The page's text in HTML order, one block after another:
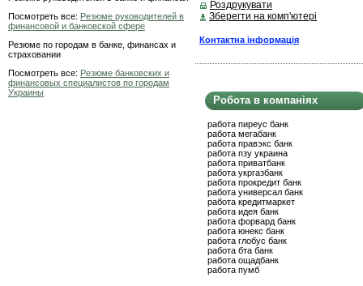
Посмотреть все: Резюме руководителей в
финансовой и банковской сфере
Резюме по городам в банке, финансах и
страховании
Посмотреть все: Резюме банковских и
финансовых специалистов по городам
Украины
Роздрукувати
Зберегти на комп'ютері
Контактна інформація
Робота в компаніях
работа пиреус банк
работа мегабанк
работа правэкс банк
работа пзу украина
работа приватбанк
работа укргазбанк
работа прокредит банк
работа универсал банк
работа кредитмаркет
работа идея банк
работа форвард банк
работа юнекс банк
работа глобус банк
работа бта банк
работа ощадбанк
работа пумб